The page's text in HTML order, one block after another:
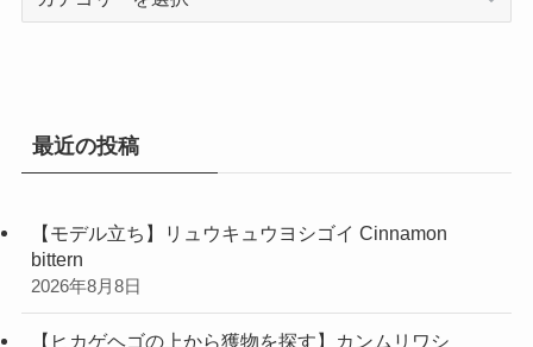
最近の投稿
【モデル立ち】リュウキュウヨシゴイ Cinnamon
bittern
2026年8月8日
【ヒカゲヘゴの上から獲物を探す】カンムリワシ